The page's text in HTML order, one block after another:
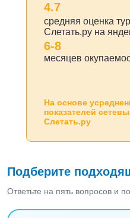
4.7
средняя оценка
Слетать.ру на
6-8
месяцев
На основе
показателей
Слетать.ру
Подберите
Ответьте на пять вопросов и